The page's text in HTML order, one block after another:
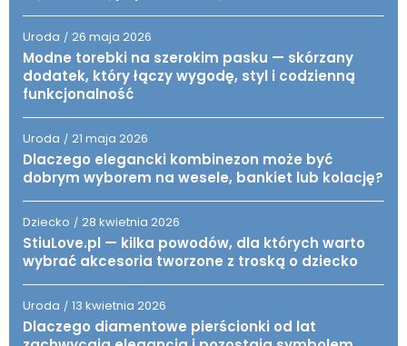
Uroda / 26 maja 2026
Modne torebki na szerokim pasku — skórzany
dodatek, który łączy wygodę, styl i codzienną
funkcjonalność
Uroda / 21 maja 2026
Dlaczego elegancki kombinezon może być
dobrym wyborem na wesele, bankiet lub kolację?
Dziecko / 28 kwietnia 2026
StiuLove.pl — kilka powodów, dla których warto
wybrać akcesoria tworzone z troską o dziecko
Uroda / 13 kwietnia 2026
Dlaczego diamentowe pierścionki od lat